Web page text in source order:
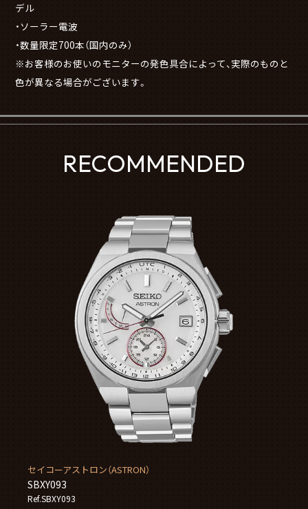
デル
・ソーラー電波
・数量限定700本（国内のみ）
※お客様のお使いのモニターの発色具合によって、実際のものと
色が異なる場合がございます。
RECOMMENDED
セイコーアストロン（ASTRON）
SBXY093
Ref.SBXY093